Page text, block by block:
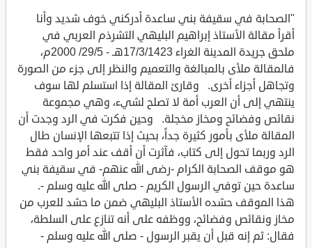
"الصحابة في سقيفة بني ساعدة أدركني خوف شديد وأنا
أقرأ مقالة الأستاذ إبراهيم البليهي التشرذم العربي في
ملحق جريدة المدينة الغراء 17/3/1423هـ - 29/5/ 2000م،
فالمقالة ملأى بالمبالغة والتعميم والنظر إلى جزء من الصورة
وتجاهل أجزاء أخرى. وقارئ المقالة إذا استسلم لها سوف
ينتهي إلى أن العرب أمة لا تصلح لشيء، وهي مجموعة
نقائص وفضائح ومخاز مخجلة. وحين فكرت في الرد وجدت أن
المقالة ملأى بأمور كثيرة جداً، بحيث إذا تتبعها الإنسان طال
الرد وربما تحول إلى كتاب، فآثرت أن أقف عند أمر واحد فقط
هو موقف الصحابة الكرام -رضى الله عنهم- في سقيفة بني
ساعدة حين توفي الرسول الكريم - صلى الله عليه وسلم -.
هذا الموقف حشده الأستاذ البليهي ضمن ما حشد للعرب من
مخاز ونقائص وفضائح، ووظفه على أنه تنازع على السلطة،
فقال: ثم إنه قبل أن يقبر الرسول - صلى الله عليه وسلم -